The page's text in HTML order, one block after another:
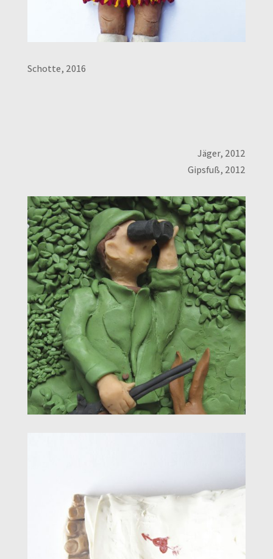
Schotte, 2016
Jäger, 2012
Gipsfuß, 2012